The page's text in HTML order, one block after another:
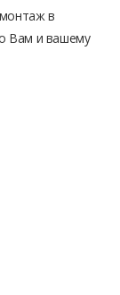
в
Вам и вашему